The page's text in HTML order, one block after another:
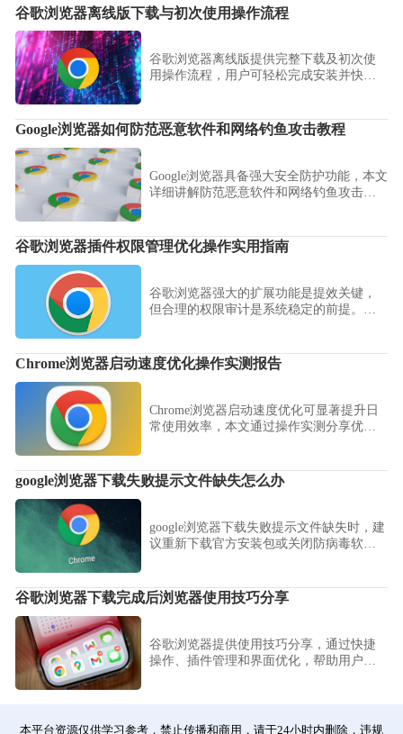
谷歌浏览器离线版下载与初次使用操作流程
谷歌浏览器离线版提供完整下载及初次使
用操作流程，用户可轻松完成安装并快速
Google浏览器如何防范恶意软件和网络钓鱼攻击教程
Google浏览器具备强大安全防护功能，本文
详细讲解防范恶意软件和网络钓鱼攻击的
谷歌浏览器插件权限管理优化操作实用指南
谷歌浏览器强大的扩展功能是提效关键，
但合理的权限审计是系统稳定的前提。详
审计高风险扩展，并在保障系统流畅度的
前提下，构建一个既能提升生产力又具备
Chrome浏览器启动速度优化操作实测报告
Chrome浏览器启动速度优化可显著提升日
常使用效率，本文通过操作实测分享优化
google浏览器下载失败提示文件缺失怎么办
google浏览器下载失败提示文件缺失时，建
议重新下载官方安装包或关闭防病毒软
谷歌浏览器下载完成后浏览器使用技巧分享
谷歌浏览器提供使用技巧分享，通过快捷
操作、插件管理和界面优化，帮助用户提
本平台资源仅供学习参考，禁止传播和商用，请于24小时内删除，违规